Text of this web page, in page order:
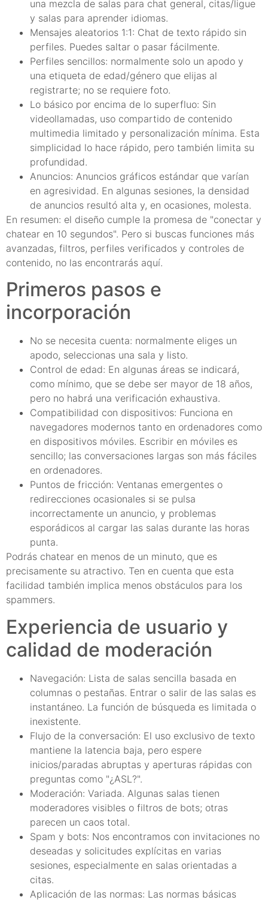
una mezcla de salas para chat general, citas/ligue
y salas para aprender idiomas.
Mensajes aleatorios 1:1: Chat de texto rápido sin
perfiles. Puedes saltar o pasar fácilmente.
Perfiles sencillos: normalmente solo un apodo y
una etiqueta de edad/género que elijas al
registrarte; no se requiere foto.
Lo básico por encima de lo superfluo: Sin
videollamadas, uso compartido de contenido
multimedia limitado y personalización mínima. Esta
simplicidad lo hace rápido, pero también limita su
profundidad.
Anuncios: Anuncios gráficos estándar que varían
en agresividad. En algunas sesiones, la densidad
de anuncios resultó alta y, en ocasiones, molesta.
En resumen: el diseño cumple la promesa de "conectar y
chatear en 10 segundos". Pero si buscas funciones más
avanzadas, filtros, perfiles verificados y controles de
contenido, no las encontrarás aquí.
Primeros pasos e
incorporación
No se necesita cuenta: normalmente eliges un
apodo, seleccionas una sala y listo.
Control de edad: En algunas áreas se indicará,
como mínimo, que se debe ser mayor de 18 años,
pero no habrá una verificación exhaustiva.
Compatibilidad con dispositivos: Funciona en
navegadores modernos tanto en ordenadores como
en dispositivos móviles. Escribir en móviles es
sencillo; las conversaciones largas son más fáciles
en ordenadores.
Puntos de fricción: Ventanas emergentes o
redirecciones ocasionales si se pulsa
incorrectamente un anuncio, y problemas
esporádicos al cargar las salas durante las horas
punta.
Podrás chatear en menos de un minuto, que es
precisamente su atractivo. Ten en cuenta que esta
facilidad también implica menos obstáculos para los
spammers.
Experiencia de usuario y
calidad de moderación
Navegación: Lista de salas sencilla basada en
columnas o pestañas. Entrar o salir de las salas es
instantáneo. La función de búsqueda es limitada o
inexistente.
Flujo de la conversación: El uso exclusivo de texto
mantiene la latencia baja, pero espere
inicios/paradas abruptas y aperturas rápidas con
preguntas como "¿ASL?".
Moderación: Variada. Algunas salas tienen
moderadores visibles o filtros de bots; otras
parecen un caos total.
Spam y bots: Nos encontramos con invitaciones no
deseadas y solicitudes explícitas en varias
sesiones, especialmente en salas orientadas a
citas.
Aplicación de las normas: Las normas básicas